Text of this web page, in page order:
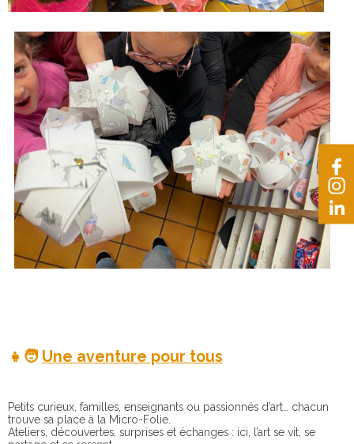
👧🧑 Une aventure pour tous
Petits curieux, familles, enseignants ou passionnés d’art… chacun
trouve sa place à la Micro-Folie.
Ateliers, découvertes, surprises et échanges : ici, l’art se vit, se